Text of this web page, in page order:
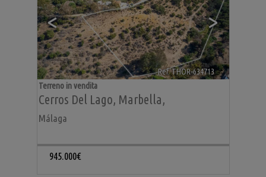
< >
Ref. THOR-634713🔗
Cerros Del Lago, Marbella,
Málaga
Terreno in vendita
945.000€